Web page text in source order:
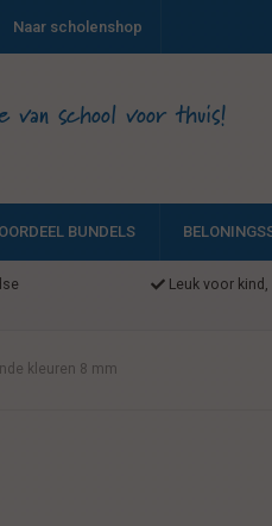
Naar scholenshop
school voor thuis!
BUNDELS
Leuk voor
kleuren 8 mm